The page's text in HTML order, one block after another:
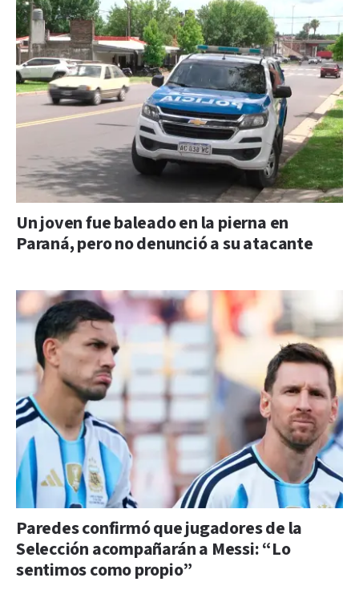
Un joven fue baleado en la pierna en
Paraná, pero no denunció a su atacante
Paredes confirmó que jugadores de la
Selección acompañarán a Messi: “Lo
sentimos como propio”